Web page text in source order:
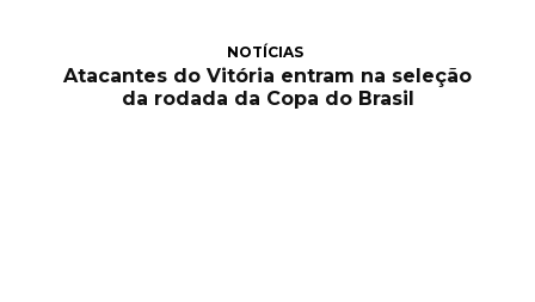
NOTÍCIAS
Atacantes do Vitória entram na seleção
da rodada da Copa do Brasil